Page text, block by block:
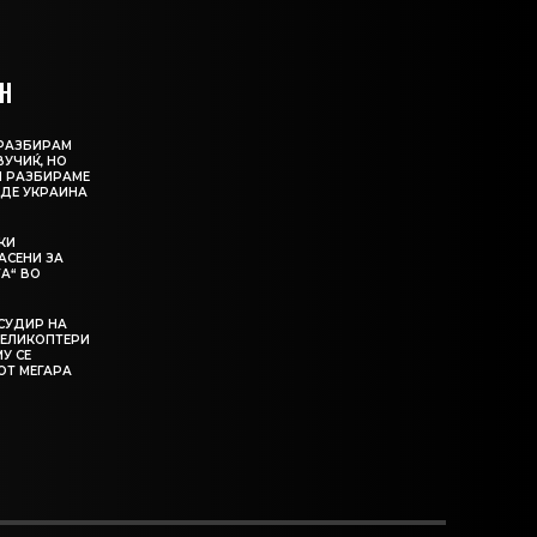
НО
РАЗБИРАМЕ
УКРАИНА
ЗА
ВО
НА
СЕ
МЕГАРА